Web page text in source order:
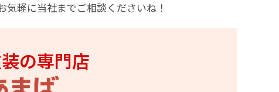
軽に当社までご相談くださいね！
の専門店